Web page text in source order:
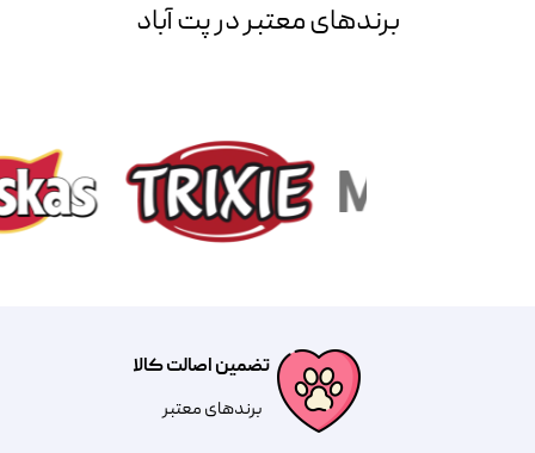
برند‌های معتبر در پت آباد
تضمین اصالت کالا
​​برندهای معتبر​​​​​​​